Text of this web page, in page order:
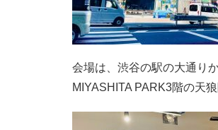
会場は、渋谷の駅の大通り
MIYASHITA PARK3階の天